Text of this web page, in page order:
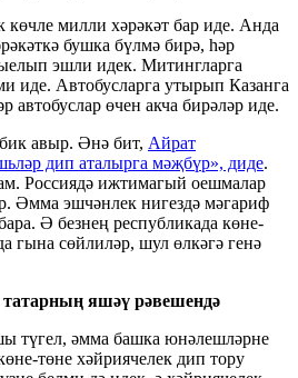
милли хәрәкәт бар иде. Анда
бушка бүлмә бирә, һәр
эшли идек. Митингларга
иде. Автобусларга утырып Казанга
автобуслар өчен акча бирәләр иде.
авыр. Әнә бит, Айрат
дип аталырга мәҗбүр», диде.
Россиядә ижтимагый оешмалар
Әмма эшчәнлек нигездә мәгариф
Ә безнең республикада көне-
гына сөйлиләр, шул өлкәгә генә
яшәү рәвешендә
түгел, әмма башка юнәлешләрне
төне хәйриячелек дип тору